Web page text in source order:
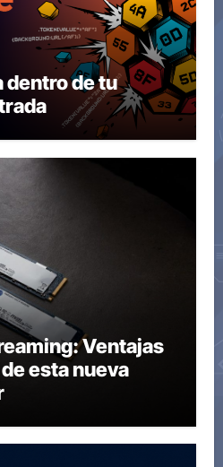
dentro de tu
Ventajas
esta nueva